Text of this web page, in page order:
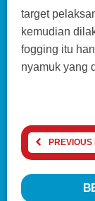
target
kemudian
fogging itu
nyamuk yang
PREVIOUS